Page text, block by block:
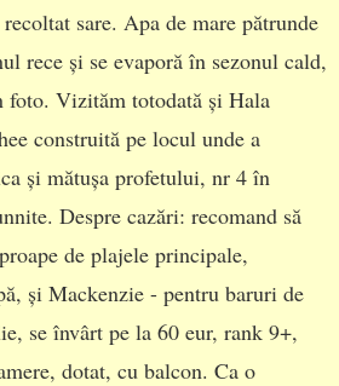
sare. Apa de mare pătrunde
rece și se evaporă în sezonul cald,
foto. Vizităm totodată și Hala
construită pe locul unde a
și mătușa profetului, nr 4 în
Despre cazări: recomand să
de plajele principale,
și Mackenzie - pentru baruri de
se învârt pe la 60 eur, rank 9+,
dotat, cu balcon. Ca o